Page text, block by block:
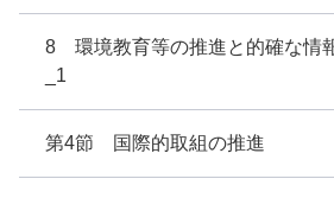
8 環境教育等の推進と的確な情
_1
第4節 国際的取組の推進